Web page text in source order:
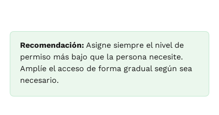
Recomendación: Asigne siempre el nivel de
permiso más bajo que la persona necesite.
Amplíe el acceso de forma gradual según sea
necesario.